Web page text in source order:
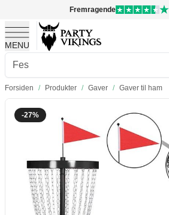
Fremragende
MENU
Skip to Content
Forsiden / Produkter / Gaver / Gaver til ham
-27%